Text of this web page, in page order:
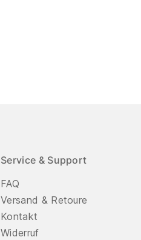
Service & Support
FAQ
Versand & Retoure
Kontakt
Widerruf